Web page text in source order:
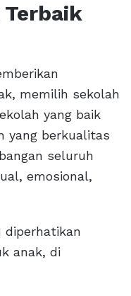
memilih sekolah
yang baik
yang berkualitas
seluruh
emosional,
diperhatikan
anak, di